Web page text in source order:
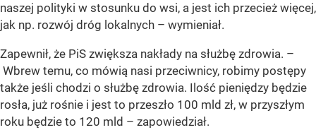
naszej polityki w stosunku do wsi, a jest ich przecież więcej,
jak np. rozwój dróg lokalnych – wymieniał.
Zapewnił, że PiS zwiększa nakłady na służbę zdrowia. –
Wbrew temu, co mówią nasi przeciwnicy, robimy postępy
także jeśli chodzi o służbę zdrowia. Ilość pieniędzy będzie
rosła, już rośnie i jest to przeszło 100 mld zł, w przyszłym
roku będzie to 120 mld – zapowiedział.